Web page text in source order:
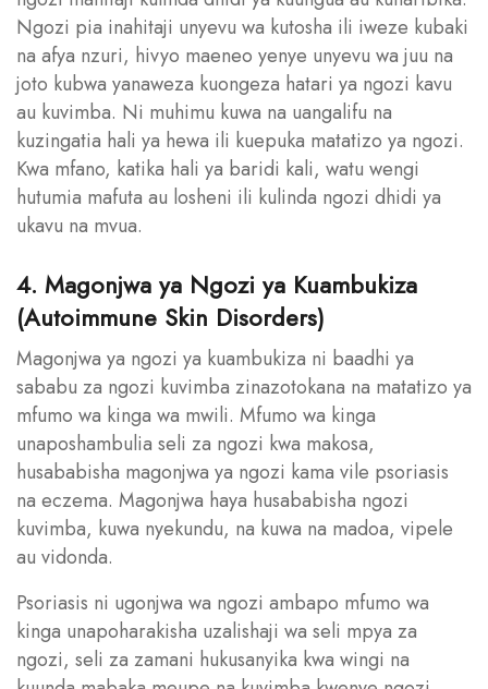
Ngozi pia inahitaji unyevu wa kutosha ili iweze kubaki
na afya nzuri, hivyo maeneo yenye unyevu wa juu na
joto kubwa yanaweza kuongeza hatari ya ngozi kavu
au kuvimba. Ni muhimu kuwa na uangalifu na
kuzingatia hali ya hewa ili kuepuka matatizo ya ngozi.
Kwa mfano, katika hali ya baridi kali, watu wengi
hutumia mafuta au losheni ili kulinda ngozi dhidi ya
ukavu na mvua.
4. Magonjwa ya Ngozi ya Kuambukiza
(Autoimmune Skin Disorders)
Magonjwa ya ngozi ya kuambukiza ni baadhi ya
sababu za ngozi kuvimba zinazotokana na matatizo ya
mfumo wa kinga wa mwili. Mfumo wa kinga
unaposhambulia seli za ngozi kwa makosa,
husababisha magonjwa ya ngozi kama vile psoriasis
na eczema. Magonjwa haya husababisha ngozi
kuvimba, kuwa nyekundu, na kuwa na madoa, vipele
au vidonda.
Psoriasis ni ugonjwa wa ngozi ambapo mfumo wa
kinga unapoharakisha uzalishaji wa seli mpya za
ngozi, seli za zamani hukusanyika kwa wingi na